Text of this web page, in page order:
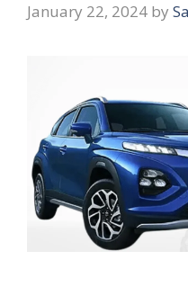
January 22, 2024 by